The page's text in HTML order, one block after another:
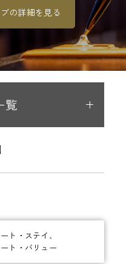
の詳細を見る
覧
ト・ステイ、
ト・バリュー